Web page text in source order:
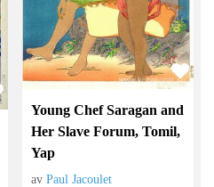
Young Chef Saragan and
Her Slave Forum, Tomil,
Yap
avPaul Jacoulet